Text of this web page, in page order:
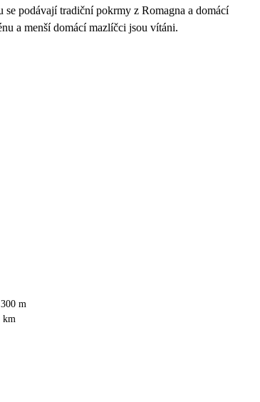
se podávají tradiční pokrmy z Romagna a domácí
a menší domácí mazlíčci jsou vítáni.
m
km